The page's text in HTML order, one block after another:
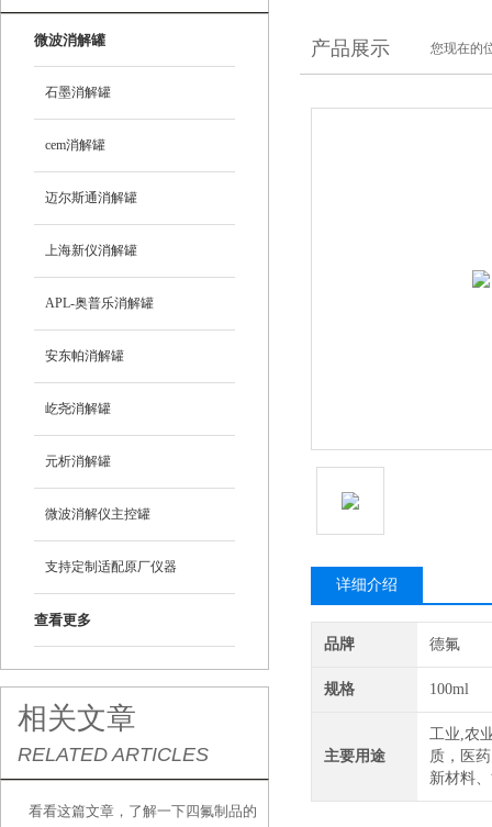
微波消解罐
石墨消解罐
cem消解罐
迈尔斯通消解罐
上海新仪消解罐
APL-奥普乐消解罐
安东帕消解罐
屹尧消解罐
元析消解罐
微波消解仪主控罐
支持定制适配原厂仪器
查看更多
相关文章
RELATED ARTICLES
看看这篇文章，了解一下四氟制品的
产品展示 您现在的
详细介绍
品牌 德氟
规格 100ml
主要用途
工业,农
质，医
新材料